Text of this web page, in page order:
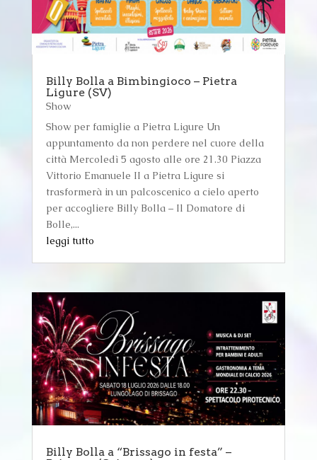
Billy Bolla a Bimbingioco – Pietra
Ligure (SV)
Show
Show per famiglie a Pietra Ligure Un
appuntamento da non perdere nel cuore della
città Mercoledì 5 agosto alle ore 21.30 Piazza
Vittorio Emanuele II a Pietra Ligure si
trasformerà in un palcoscenico a cielo aperto
per accogliere Billy Bolla – Il Domatore di
Bolle,...
leggi tutto
Billy Bolla a “Brissago in festa” –